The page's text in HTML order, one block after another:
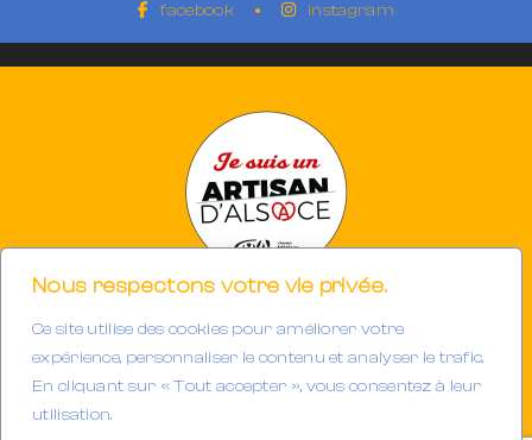
Nous respectons votre vie privée.
Ce site utilise des cookies pour améliorer votre
expérience, personnaliser le contenu et analyser le trafic.
En cliquant sur « Tout accepter », vous consentez à leur
utilisation.
facebook instagram
Photographe à Mulhouse-Riedisheim (68)
SIRET 894933191/00013
Tél. : 06.32.63.34.98